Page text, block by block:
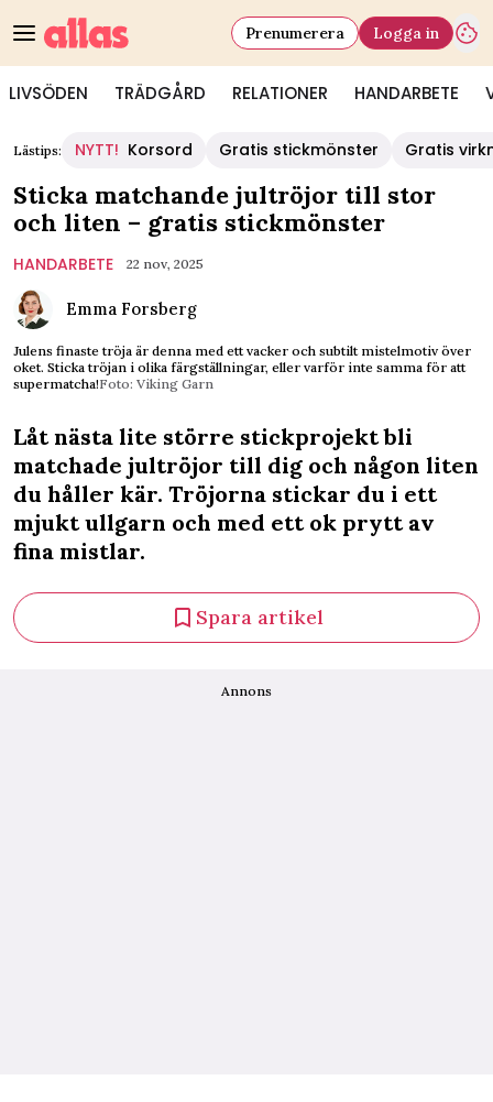
LIVSÖDEN TRÄDGÅRD RELATIONER HANDARBETE
Prenumerera Logga in
Lästips: NYTT! Korsord Gratis stickmönster Gratis
Sticka matchande jultröjor till stor
och liten – gratis stickmönster
HANDARBETE 22 nov, 2025
Emma Forsberg
Julens finaste tröja är denna med ett vacker och subtilt mistelmotiv över
oket. Sticka tröjan i olika färgställningar, eller varför inte samma för att
supermatcha!Foto: Viking Garn
Låt nästa lite större stickprojekt bli
matchade jultröjor till dig och någon liten
du håller kär. Tröjorna stickar du i ett
mjukt ullgarn och med ett ok prytt av
fina mistlar.
Spara artikel
Annons